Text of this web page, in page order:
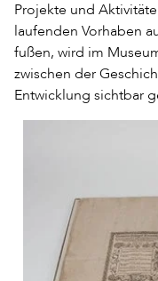
Projekte und
laufenden Vorhaben
fußen, wird im
zwischen der
Entwicklung sichtbar